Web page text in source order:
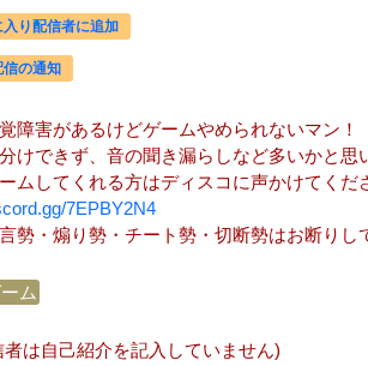
入り配信者に追加
信の通知
障害があるけどゲームやめられないマン！
けできず、音の聞き漏らしなど多いかと思
ムしてくれる方はディスコに声かけてくだ
7EPBY2N4
勢・煽り勢・チート勢・切断勢はお断りし
ム
者は自己紹介を記入していません)